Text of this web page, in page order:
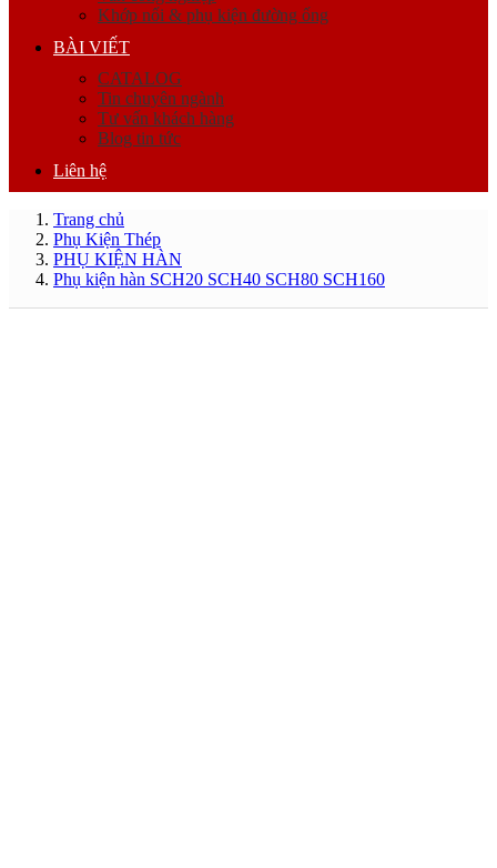
Khớp nối & phụ kiện đường ống
BÀI VIẾT
CATALOG
Tin chuyên ngành
Tư vấn khách hàng
Blog tin tức
Liên hệ
Trang chủ
Phụ Kiện Thép
PHỤ KIỆN HÀN
Phụ kiện hàn SCH20 SCH40 SCH80 SCH160